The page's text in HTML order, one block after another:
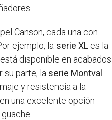
Canson, cada una con
ejemplo, la serie XL es la
disponible en acabados
su parte, la serie Montval
y resistencia a la
una excelente opción